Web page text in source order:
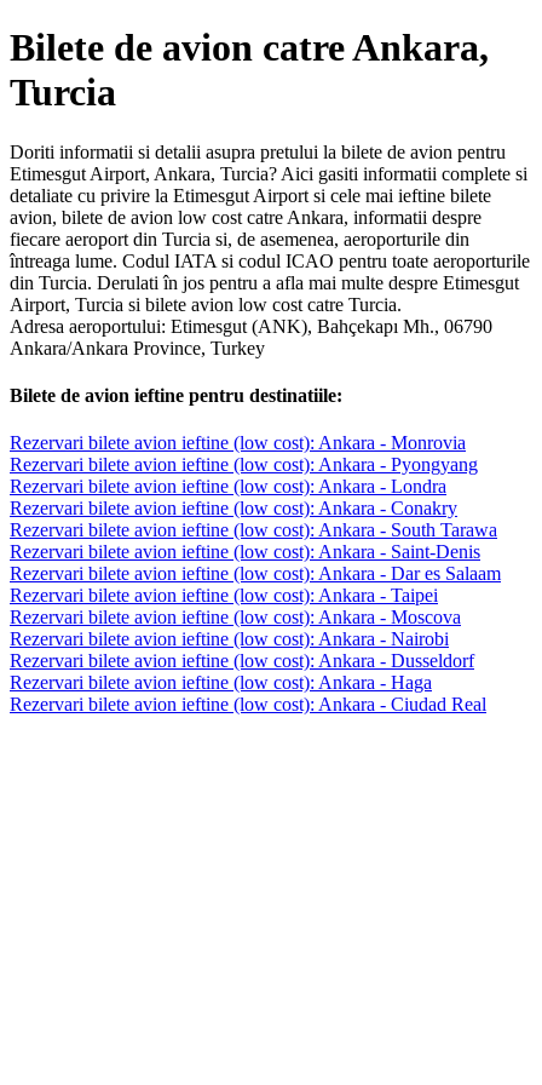
Bilete de avion catre Ankara,
Turcia
Doriti informatii si detalii asupra pretului la bilete de avion pentru
Etimesgut Airport, Ankara, Turcia? Aici gasiti informatii complete si
detaliate cu privire la Etimesgut Airport si cele mai ieftine bilete
avion, bilete de avion low cost catre Ankara, informatii despre
fiecare aeroport din Turcia si, de asemenea, aeroporturile din
întreaga lume. Codul IATA si codul ICAO pentru toate aeroporturile
din Turcia. Derulati în jos pentru a afla mai multe despre Etimesgut
Airport, Turcia si bilete avion low cost catre Turcia.
Adresa aeroportului: Etimesgut (ANK), Bahçekapı Mh., 06790
Ankara/Ankara Province, Turkey
Bilete de avion ieftine pentru destinatiile:
Rezervari bilete avion ieftine (low cost): Ankara - Monrovia
Rezervari bilete avion ieftine (low cost): Ankara - Pyongyang
Rezervari bilete avion ieftine (low cost): Ankara - Londra
Rezervari bilete avion ieftine (low cost): Ankara - Conakry
Rezervari bilete avion ieftine (low cost): Ankara - South Tarawa
Rezervari bilete avion ieftine (low cost): Ankara - Saint-Denis
Rezervari bilete avion ieftine (low cost): Ankara - Dar es Salaam
Rezervari bilete avion ieftine (low cost): Ankara - Taipei
Rezervari bilete avion ieftine (low cost): Ankara - Moscova
Rezervari bilete avion ieftine (low cost): Ankara - Nairobi
Rezervari bilete avion ieftine (low cost): Ankara - Dusseldorf
Rezervari bilete avion ieftine (low cost): Ankara - Haga
Rezervari bilete avion ieftine (low cost): Ankara - Ciudad Real